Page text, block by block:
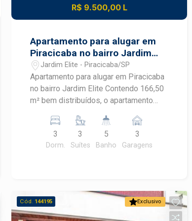
R$ 9.500,00 L
Apartamento para alugar em
Piracicaba no bairro Jardim
EliteJardim Elite - Piracicaba/SP
Apartamento para alugar em Piracicaba
no bairro Jardim Elite Contendo 166,50
m² bem distribuídos, o apartamento
principal com closet e varanda privativa.
- Acabamentos de Luxo: Pisos de
porcelanato, bancadas de mármore e
cozinhar e receber amigos, equipada
com eletrodomésticos de última
geração. - Varanda Gourmet: Ampla,
3
Dorm.
3
Suítes
5
Banho
3
Garagens
Exclusivo
Cód. 144195